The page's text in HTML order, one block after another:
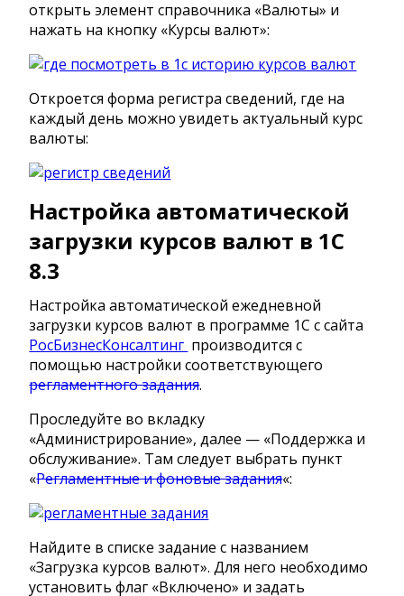
открыть элемент справочника «Валюты» и
нажать на кнопку «Курсы валют»:
Откроется форма регистра сведений, где на
каждый день можно увидеть актуальный курс
валюты:
Настройка автоматической
загрузки курсов валют в 1С
8.3
Настройка автоматической ежедневной
загрузки курсов валют в программе 1С с сайта
РосБизнесКонсалтинг производится с
помощью настройки соответствующего
регламентного задания.
Проследуйте во вкладку
«Администрирование», далее — «Поддержка и
обслуживание». Там следует выбрать пункт
«Регламентные и фоновые задания«:
Найдите в списке задание с названием
«Загрузка курсов валют». Для него необходимо
установить флаг «Включено» и задать